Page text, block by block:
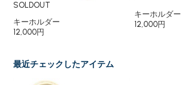
SOLDOUT
キーホルダー
12,000円
キーホルダー
12,000円
最近チェックしたアイテム